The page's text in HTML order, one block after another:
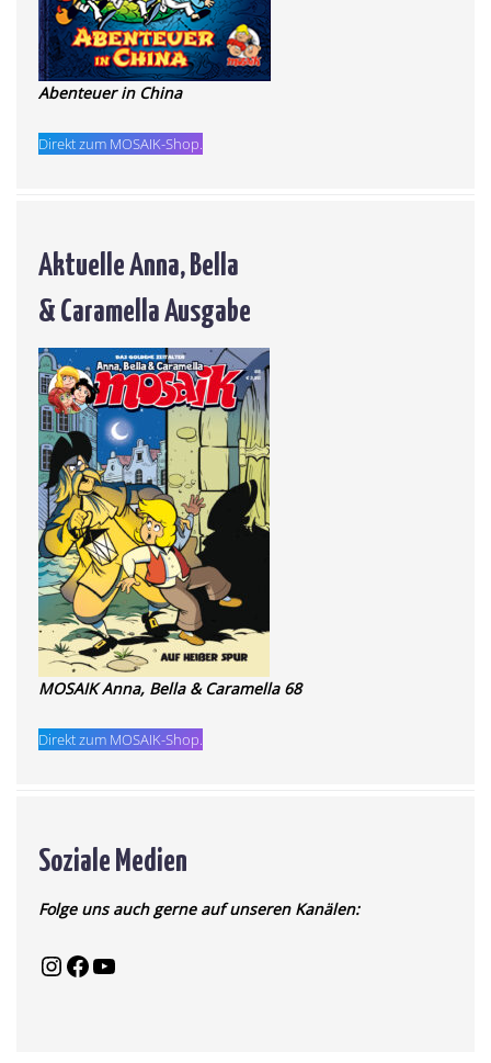
Abenteuer in China
Direkt zum MOSAIK-Shop.
Aktuelle Anna, Bella
& Caramella Ausgabe
MOSAIK Anna, Bella & Caramella 68
Direkt zum MOSAIK-Shop.
Soziale Medien
Folge uns auch gerne auf unseren Kanälen: